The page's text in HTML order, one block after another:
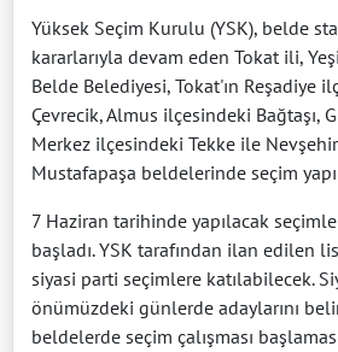
Yüksek Seçim Kurulu (YSK), belde
kararlarıyla devam eden Tokat ili,
Belde Belediyesi, Tokat'ın Reşadiye
Çevrecik, Almus ilçesindeki Bağtaşı,
Merkez ilçesindeki Tekke ile
Mustafapaşa beldelerinde seçim
7 Haziran tarihinde yapılacak
başladı. YSK tarafından ilan edilen
siyasi parti seçimlere katılabilecek.
önümüzdeki günlerde adaylarını
beldelerde seçim çalışması